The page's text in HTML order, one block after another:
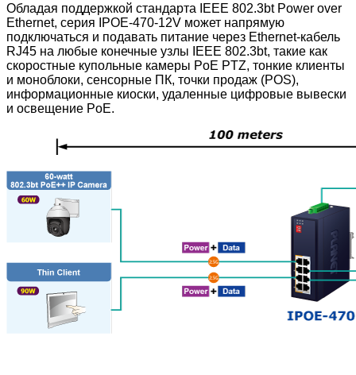
Обладая поддержкой стандарта IEEE 802.3bt Power over
Ethernet, серия IPOE-470-12V может напрямую
подключаться и подавать питание через Ethernet-кабель
RJ45 на любые конечные узлы IEEE 802.3bt, такие как
скоростные купольные камеры PoE PTZ, тонкие клиенты
и моноблоки, сенсорные ПК, точки продаж (POS),
информационные киоски, удаленные цифровые вывески
и освещение PoE.